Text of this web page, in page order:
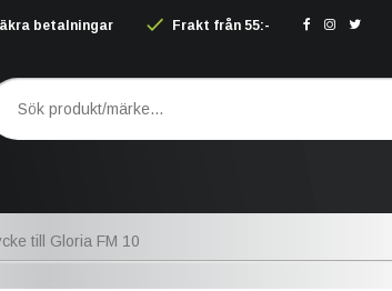
betalningar Frakt från 55:-
till Gloria FM 10